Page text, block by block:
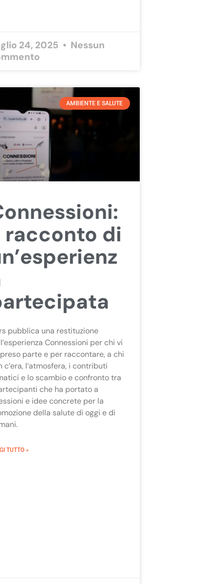
24, 2025
Nessun
AMBIENTE E SALUTE
racconto di
pubblica una restituzione
Connessioni per chi vi
parte e per raccontare, a chi
c’era, l’atmosfera, i contributi
e lo scambio e confronto tra
che ha portato a
e idee concrete per la
della salute di oggi e di
TUTTO »